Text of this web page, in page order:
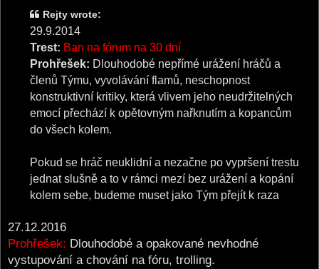
Rejty wrote:
29.9.2014
Trest: Ban na fórum na 30 dní
Prohřešek: Dlouhodobé nepřímé urážení hráčů a
členů Týmu, vyvolávání flamů, neschopnost
konstruktivní kritiky, která vlivem jeho neudržitelných
emocí přechází k opětovným nařknutím a kopancům
do všech kolem.
Pokud se hráč neuklidní a nezačne po vypršení trestu
jednat slušně a to v rámci mezí bez urážení a kopání
kolem sebe, budeme muset jako Tým přejít k raza
27.12.2016
Prohřešek: Dlouhodobé a opakované nevhodné
vystupování a chování na fóru, trolling.